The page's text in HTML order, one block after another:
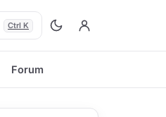
Ctrl K
Forum